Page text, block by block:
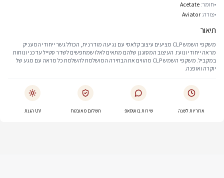
•חומר: Acetate
•צורה: Aviator
תיאור
משקפי השמש CLP מציעים עיצוב קלאסי עם נגיעה מודרנית, הכולל גשר ייחודי המעניק
מראה ייחודי ונועז. העיצוב המסוגנן שלהם מתאים לאלו שמחפשים לשדר סטייל עדכני ונוחות
במקביל. משקפי השמש CLP מהווים את הבחירה המושלמת להשלמת כל מראה עם מגע של
יוקרה ואופנה.
אחריות לשנה שירות בווטסאפ תשלום מאובטח UV הגנת